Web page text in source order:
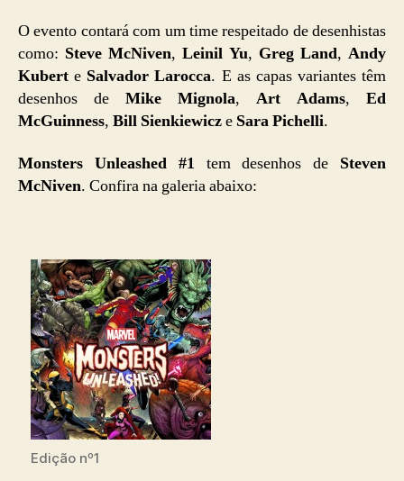
O evento contará com um time respeitado de desenhistas
como: Steve McNiven, Leinil Yu, Greg Land, Andy
Kubert e Salvador Larocca. E as capas variantes têm
desenhos de Mike Mignola, Art Adams, Ed
McGuinness, Bill Sienkiewicze Sara Pichelli.
Monsters Unleashed #1 tem desenhos de Steven
McNiven. Confira na galeria abaixo:
Edição nº1